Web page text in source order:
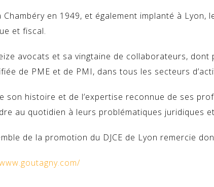
Chambéry en 1949, et également implanté à Lyon,
et fiscal.
avocats et sa vingtaine de collaborateurs,
de PME et de PMI, dans tous les secteurs
son histoire et de l’expertise reconnue de ses
au quotidien à leurs problématiques juridiques
de la promotion du DJCE de Lyon remercie